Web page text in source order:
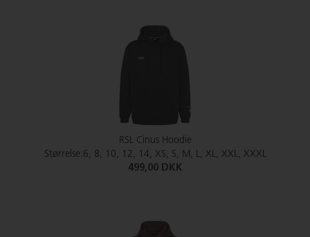
RSL Cinus Hoodie
Størrelse:6, 8, 10, 12, 14, XS, S, M, L, XL, XXL, XXXL
499,00 DKK